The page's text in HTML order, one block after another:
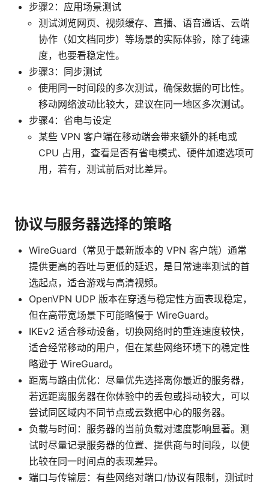
步骤2：应用场景测试
测试浏览网页、视频缓存、直播、语音通话、云端
协作（如文档同步）等场景的实际体验，除了纯速
度，也要看稳定性。
步骤3：同步测试
使用同一时间段的多次测试，确保数据的可比性。
移动网络波动比较大，建议在同一地区多次测试。
步骤4：省电与设定
某些 VPN 客户端在移动端会带来额外的耗电或
CPU 占用，查看是否有省电模式、硬件加速选项可
用，若有，测试前后对比差异。
协议与服务器选择的策略
WireGuard（常见于最新版本的 VPN 客户端）通常
提供更高的吞吐与更低的延迟，是日常速率测试的首
选起点，适合游戏与高清视频。
OpenVPN UDP 版本在穿透与稳定性方面表现稳定，
但在高带宽场景下可能略慢于 WireGuard。
IKEv2 适合移动设备，切换网络时的重连速度较快，
适合经常移动的用户，但在某些网络环境下的稳定性
略逊于 WireGuard。
距离与路由优化：尽量优先选择离你最近的服务器，
若远距离服务器在你体验中的丢包或抖动较大，可以
尝试同区域内不同节点或云数据中心的服务器。
负载与时间：服务器的当前负载对速度影响显著。测
试时尽量记录服务器的位置、提供商与时间段，以便
比较在同一时间点的表现差异。
端口与传输层：有些网络对端口/协议有限制，测试时